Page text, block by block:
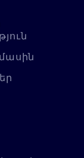
մասին